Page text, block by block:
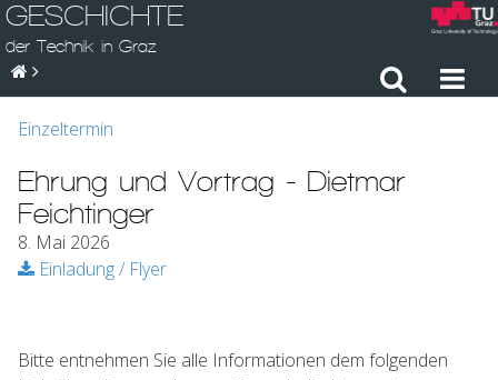
GESCHICHTE
der Technik in Graz
Einzeltermin
Ehrung und Vortrag - Dietmar
Feichtinger
8. Mai 2026
Einladung / Flyer
Bitte entnehmen Sie alle Informationen dem folgenden